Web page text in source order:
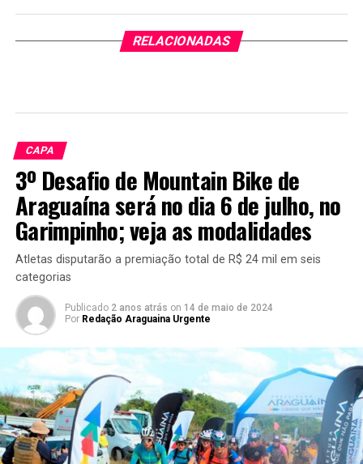
RELACIONADAS
CAPA
3º Desafio de Mountain Bike de
Araguaína será no dia 6 de julho, no
Garimpinho; veja as modalidades
Atletas disputarão a premiação total de R$ 24 mil em seis
categorias
Publicado 2 anos atrás on 14 de maio de 2024
Por Redação Araguaina Urgente